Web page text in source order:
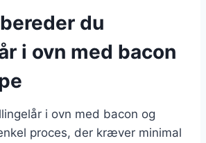
du
i ovn med bacon
i ovn med bacon og
proces, der kræver minimal